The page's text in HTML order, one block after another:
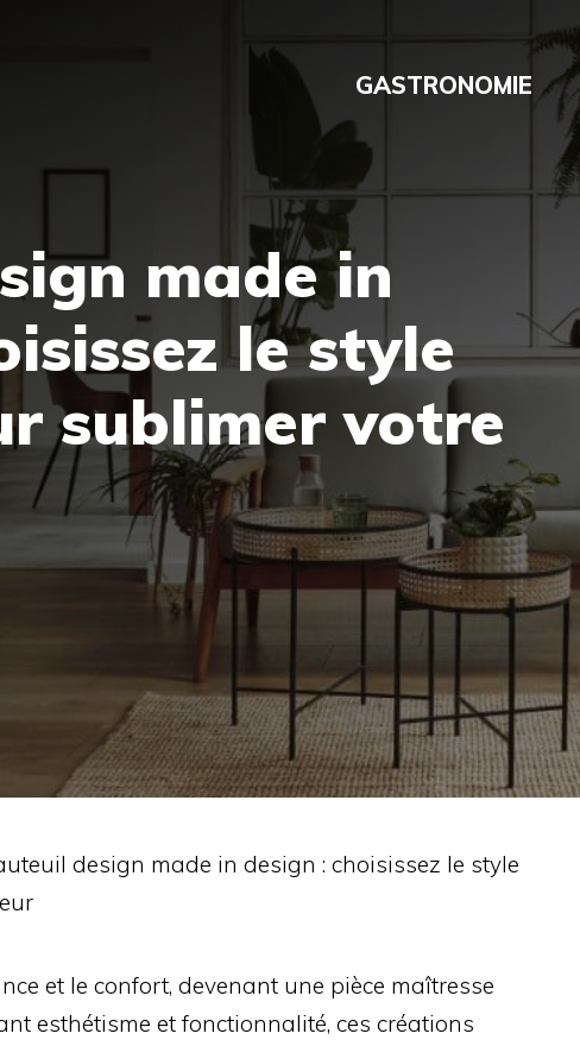
GASTRONOMIE
made in
le style
sublimer votre
design made in design : choisissez le style
et le confort, devenant une pièce maîtresse
esthétisme et fonctionnalité, ces créations